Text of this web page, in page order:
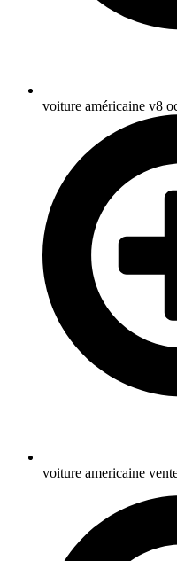
voiture américaine v8
voiture americaine